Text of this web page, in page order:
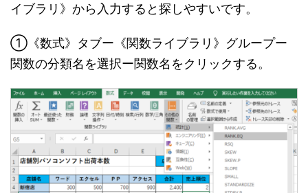
イブラリ》から入力すると探しやすいです。
①《数式》タブー《関数ライブラリ》グループー
関数の分類名を選択ー関数名をクリックする。